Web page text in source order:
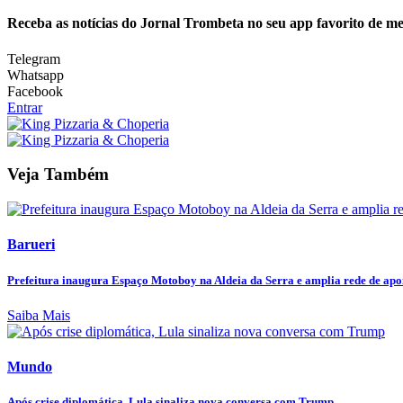
Receba as notícias do Jornal Trombeta no seu app favorito de
Telegram
Whatsapp
Facebook
Entrar
Veja Também
Barueri
Prefeitura inaugura Espaço Motoboy na Aldeia da Serra e amplia rede de
Saiba Mais
Mundo